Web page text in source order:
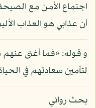
اجتماع الأمن مع الصيحة
أن عذابي هو العذاب
و قوله: «فما أغنى عنهم
لتأمين سعادتهم في
بحث روائي